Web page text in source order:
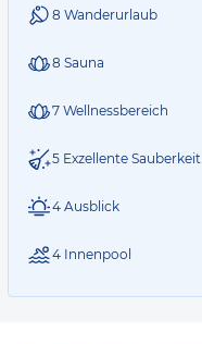
8 Wanderurlaub
8 Sauna
7 Wellnessbereich
5 Exzellente Sauberkeit
4 Ausblick
4 Innenpool